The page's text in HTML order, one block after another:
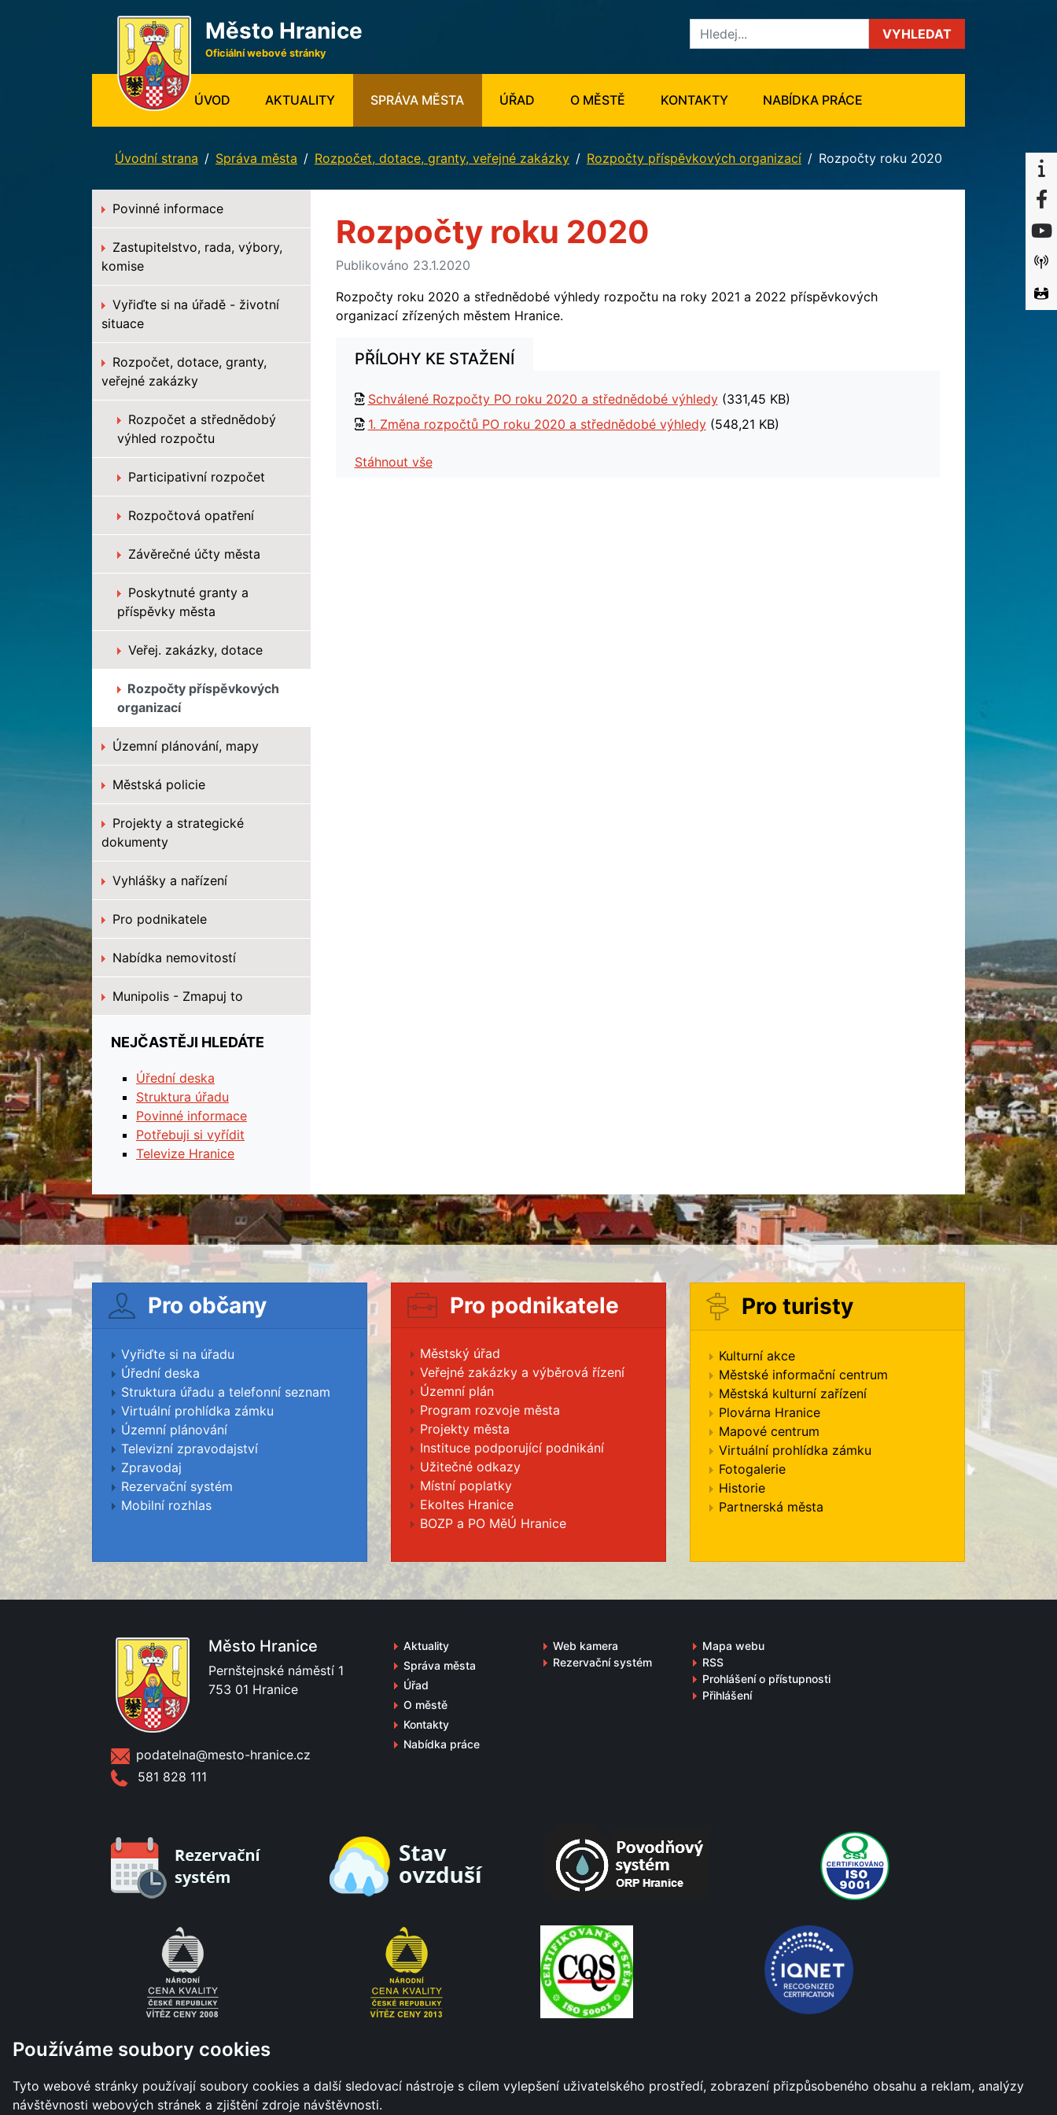
Používáme soubory cookies
Tyto webové stránky používají soubory cookies a další sledovací nástroje s cílem vylepšení uživatelského prostředí, zobrazení přizpůsobeného obsahu a reklam, analýzy
návštěvnosti webových stránek a zjištění zdroje návštěvnosti.
Město Hranice
Oficiální webové stránky
VYHLEDAT
ÚVOD(CURRENT)AKTUALITY SPRÁVA MĚSTA ÚŘAD O MĚSTĚ KONTAKTY NABÍDKA PRÁCE
Úvodní strana Správa města Rozpočet, dotace, granty, veřejné zakázky Rozpočty příspěvkových organizací Rozpočty roku 2020
Rozpočty roku 2020
Publikováno 23.1.2020
Rozpočty roku 2020 a střednědobé výhledy rozpočtu na roky 2021 a 2022 příspěvkových
organizací zřízených městem Hranice.
PŘÍLOHY KE STAŽENÍ
Schválené Rozpočty PO roku 2020 a střednědobé výhledy(331,45 KB)
1. Změna rozpočtů PO roku 2020 a střednědobé výhledy(548,21 KB)
Stáhnout vše
Povinné informace
Zastupitelstvo, rada, výbory,
komise
Vyřiďte si na úřadě - životní
situace
Rozpočet, dotace, granty,
veřejné zakázky
Rozpočet a střednědobý
výhled rozpočtu
Participativní rozpočet
Rozpočtová opatření
Závěrečné účty města
Poskytnuté granty a
příspěvky města
Veřej. zakázky, dotace
Rozpočty příspěvkových
organizací
Územní plánování, mapy
Městská policie
Projekty a strategické
dokumenty
Vyhlášky a nařízení
Pro podnikatele
Nabídka nemovitostí
Munipolis - Zmapuj to
NEJČASTĚJI HLEDÁTE
Úřední deska
Struktura úřadu
Povinné informace
Potřebuji si vyřídit
Televize Hranice
Pro občany
Vyřiďte si na úřadu
Úřední deska
Struktura úřadu a telefonní seznam
Virtuální prohlídka zámku
Územní plánování
Televizní zpravodajství
Zpravodaj
Rezervační systém
Mobilní rozhlas
Pro podnikatele
Městský úřad
Veřejné zakázky a výběrová řízení
Územní plán
Program rozvoje města
Projekty města
Instituce podporující podnikání
Užitečné odkazy
Místní poplatky
Ekoltes Hranice
BOZP a PO MěÚ Hranice
Pro turisty
Kulturní akce
Městské informační centrum
Městská kulturní zařízení
Plovárna Hranice
Mapové centrum
Virtuální prohlídka zámku
Fotogalerie
Historie
Partnerská města
Město Hranice
Pernštejnské náměstí 1
753 01 Hranice
podatelna@mesto-hranice.cz
581 828 111
Aktuality
Správa města
Úřad
O městě
Kontakty
Nabídka práce
Web kamera
Rezervační systém
Mapa webu
RSS
Prohlášení o přístupnosti
Přihlášení